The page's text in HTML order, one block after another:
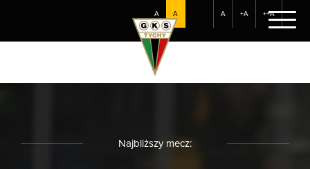
A A A +A ++A
Najbliższy mecz: